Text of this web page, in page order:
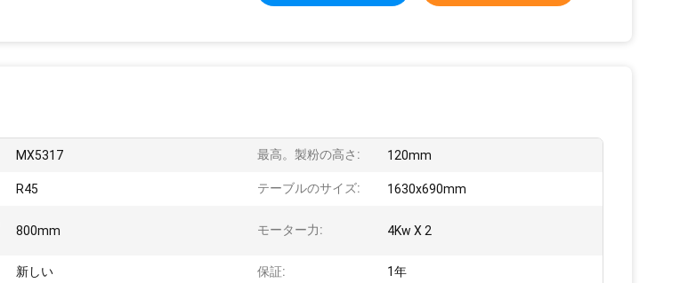
MX5317 最高。製粉の高さ: 120mm
R45 テーブルのサイズ: 1630x690mm
800mm モーター力: 4Kw X 2
新しい 保証: 1年